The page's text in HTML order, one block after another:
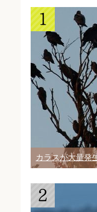
カラスが大量発